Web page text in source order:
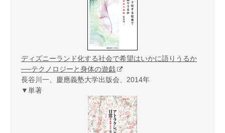
ディズニーランド化する社会で希望はいかに語りうるか
──テクノロジーと身体の遊戯
長谷川一、慶應義塾大学出版会、2014年
▼単著